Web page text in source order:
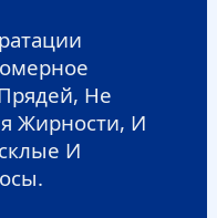
Не
Жирности, И
И